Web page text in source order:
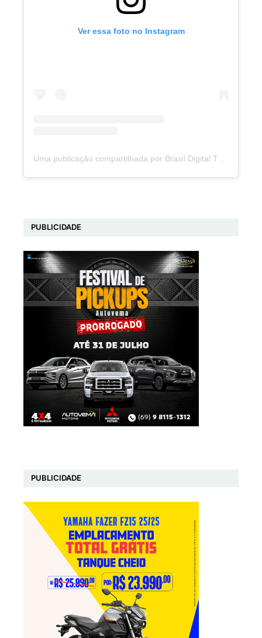
Ver essa foto no Instagram
Uma publicação compartilhada por Brasil Digital Telecom (@brasildigitaltelecom)
PUBLICIDADE
PUBLICIDADE